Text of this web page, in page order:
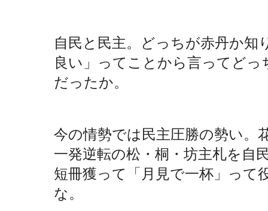
自民と民主。どっちが赤丹か知
良い」ってことから言ってど
だったか。
今の情勢では民主圧勝の勢い。
一発逆転の松・桐・坊主札を自
短冊獲って「月見で一杯」って
な。